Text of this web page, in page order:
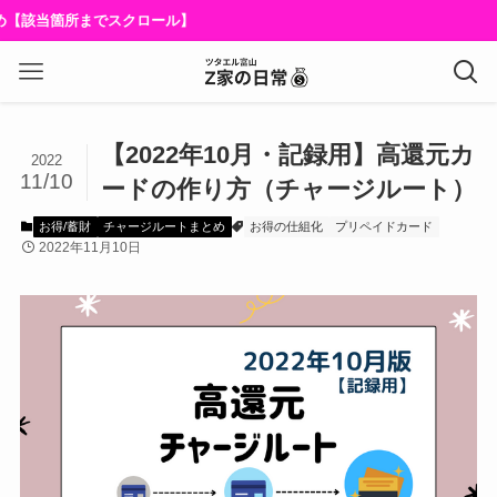
該当箇所までスクロール】
【2022年10月・記録用】高還元カ
ードの作り方（チャージルート）
2022
11/10
お得/蓄財 チャージルートまとめ お得の仕組化 プリペイドカード
2022年11月10日